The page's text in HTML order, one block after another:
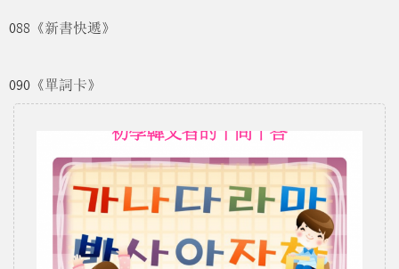
088《新書快遞》
090《單詞卡》